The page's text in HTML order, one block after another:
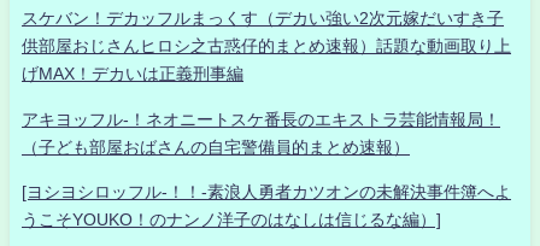
スケバン！デカッフルまっくす（デカい強い2次元嫁だいすき子
供部屋おじさんヒロシ之古惑仔的まとめ速報）話題な動画取り上
げMAX！デカいは正義刑事編
アキヨッフル-！ネオニートスケ番長のエキストラ芸能情報局！
（子ども部屋おばさんの自宅警備員的まとめ速報）
[ヨシヨシロッフル-！！-素浪人勇者カツオンの未解決事件簿へよ
うこそYOUKO！のナンノ洋子のはなしは信じるな編）]